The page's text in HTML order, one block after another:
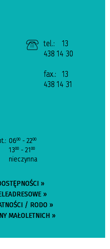
tel.:
13
438 14 30
fax.:
13
438 14 31
0600 - 2200
1300 - 21 00
nieczynna
»
»
/ RODO »
MAŁOLETNICH »